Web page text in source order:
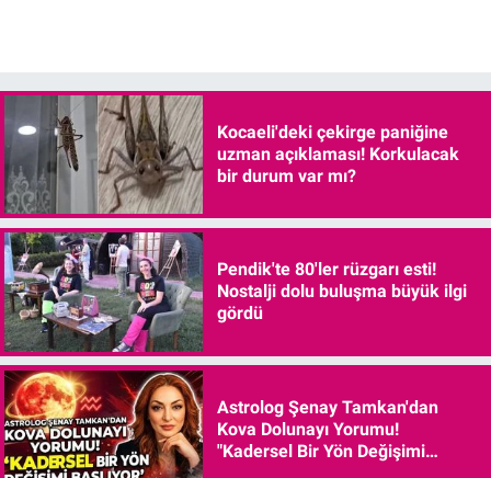
Kocaeli'deki çekirge paniğine
uzman açıklaması! Korkulacak
bir durum var mı?
Pendik'te 80'ler rüzgarı esti!
Nostalji dolu buluşma büyük ilgi
gördü
Astrolog Şenay Tamkan'dan
Kova Dolunayı Yorumu!
"Kadersel Bir Yön Değişimi